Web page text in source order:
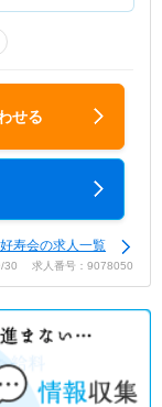
せる
寿会の求人一覧
30 求人番号：9078050